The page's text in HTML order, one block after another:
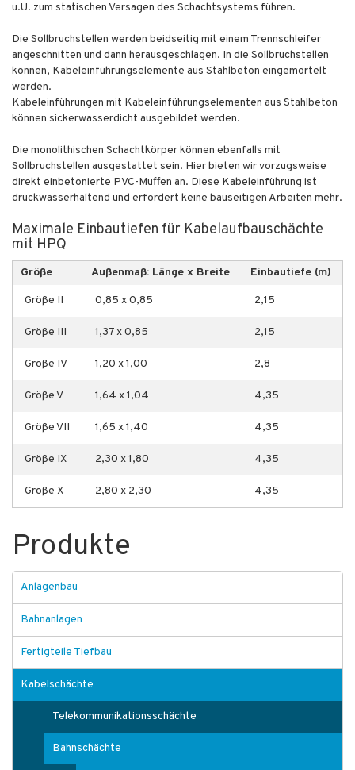
u.U. zum statischen Versagen des Schachtsystems führen.
Die Sollbruchstellen werden beidseitig mit einem Trennschleifer
angeschnitten und dann herausgeschlagen. In die Sollbruchstellen
können, Kabeleinführungselemente aus Stahlbeton eingemörtelt
werden.
Kabeleinführungen mit Kabeleinführungselementen aus Stahlbeton
können sickerwasserdicht ausgebildet werden.
Die monolithischen Schachtkörper können ebenfalls mit
Sollbruchstellen ausgestattet sein. Hier bieten wir vorzugsweise
direkt einbetonierte PVC-Muffen an. Diese Kabeleinführung ist
druckwasserhaltend und erfordert keine bauseitigen Arbeiten mehr.
Maximale Einbautiefen für Kabelaufbauschächte
mit HPQ
Größe Außenmaß: Länge x Breite Einbautiefe (m)
Größe II 0,85 x 0,85 2,15
Größe III 1,37 x 0,85 2,15
Größe IV 1,20 x 1,00 2,8
Größe V 1,64 x 1,04 4,35
Größe VII 1,65 x 1,40 4,35
Größe IX 2,30 x 1,80 4,35
Größe X 2,80 x 2,30 4,35
Produkte
Anlagenbau
Bahnanlagen
Fertigteile Tiefbau
Kabelschächte
Telekommunikationsschächte
Bahnschächte